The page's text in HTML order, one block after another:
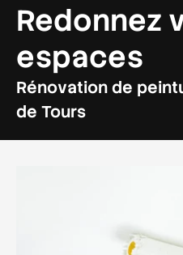
Rénovation de
de Tours
Redonnez
espaces